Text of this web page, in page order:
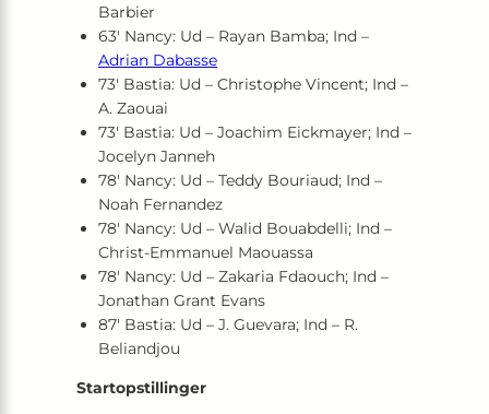
Barbier
63′ Nancy: Ud – Rayan Bamba; Ind –
Adrian Dabasse
73′ Bastia: Ud – Christophe Vincent; Ind –
A. Zaouai
73′ Bastia: Ud – Joachim Eickmayer; Ind –
Jocelyn Janneh
78′ Nancy: Ud – Teddy Bouriaud; Ind –
Noah Fernandez
78′ Nancy: Ud – Walid Bouabdelli; Ind –
Christ-Emmanuel Maouassa
78′ Nancy: Ud – Zakaria Fdaouch; Ind –
Jonathan Grant Evans
87′ Bastia: Ud – J. Guevara; Ind – R.
Beliandjou
Startopstillinger